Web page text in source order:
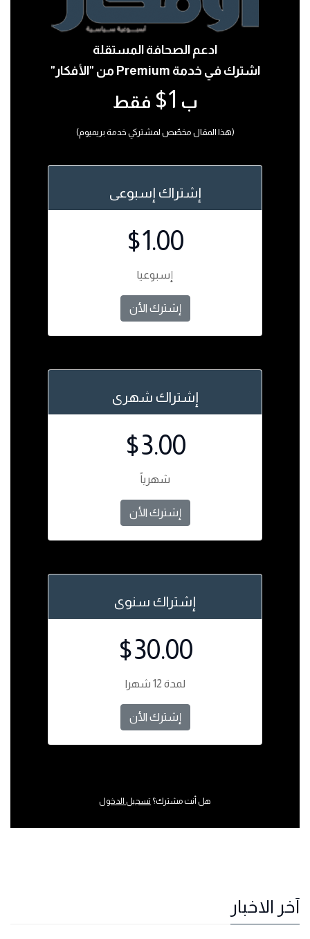
ادعم الصحافة المستقلة
اشترك في خدمة Premium من "الأفكار"
ب 1$ فقط
(هذا المقال مخصّص لمشتركي خدمة بريميوم)
إشتراك إسبوعى
$1.00
إسبوعيا
إشترك الأن
إشتراك شهرى
$3.00
شهرياً
إشترك الأن
إشتراك سنوى
$30.00
لمدة 12 شهرا
إشترك الأن
هل أنت مشترك؟ تسجيل الدخول
آخر الاخبار